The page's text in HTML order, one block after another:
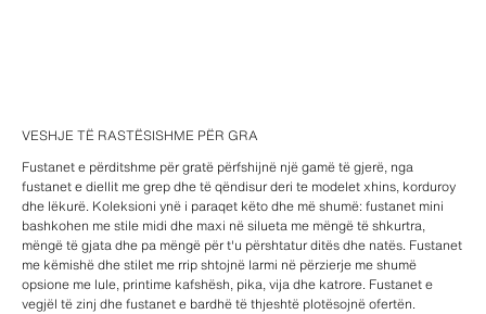
VESHJE TË RASTËSISHME PËR GRA
Fustanet e përditshme për gratë përfshijnë një gamë të gjerë, nga
fustanet e diellit me grep dhe të qëndisur deri te modelet xhins, korduroy
dhe lëkurë. Koleksioni ynë i paraqet këto dhe më shumë: fustanet mini
bashkohen me stile midi dhe maxi në silueta me mëngë të shkurtra,
mëngë të gjata dhe pa mëngë për t'u përshtatur ditës dhe natës. Fustanet
me këmishë dhe stilet me rrip shtojnë larmi në përzierje me shumë
opsione me lule, printime kafshësh, pika, vija dhe katrore. Fustanet e
vegjël të zinj dhe fustanet e bardhë të thjeshtë plotësojnë ofertën.